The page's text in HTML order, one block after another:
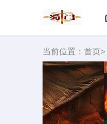
当前位置： 首页>